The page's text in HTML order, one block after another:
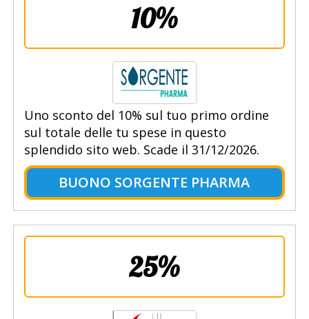
10%
Uno sconto del 10% sul tuo primo ordine
sul totale delle tu spese in questo
splendido sito web. Scade il 31/12/2026.
BUONO SORGENTE PHARMA
25%